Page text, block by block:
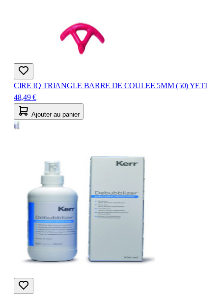
CIRE IQ TRIANGLE BARRE DE COULEE 5MM (50) YETI
48,49 €
Ajouter au panier